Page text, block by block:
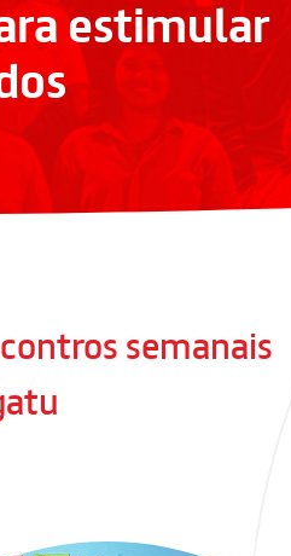
estimular
semanais